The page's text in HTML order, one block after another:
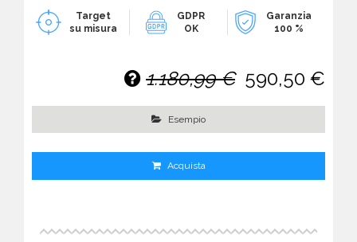
Target
su misura
GDPR
OK
Garanzia
100 %
1.180,99 € 590,50 €
Esempio
Acquista